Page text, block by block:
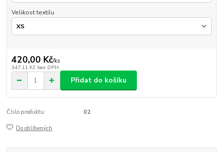
Velikost textilu
420,00 Kč/ks
347,11 Kč bez DPH
Přidat do košíku
Číslo produktu: 02
Do oblíbených